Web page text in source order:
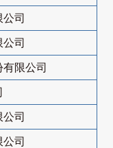
司
司
限公司
司
司